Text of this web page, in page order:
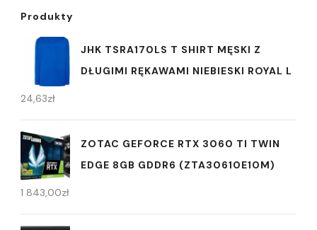
Produkty
JHK TSRA170LS T SHIRT MĘSKI Z
DŁUGIMI RĘKAWAMI NIEBIESKI ROYAL L
24,63zł
ZOTAC GEFORCE RTX 3060 TI TWIN
EDGE 8GB GDDR6 (ZTA30610E10M)
1 843,00zł